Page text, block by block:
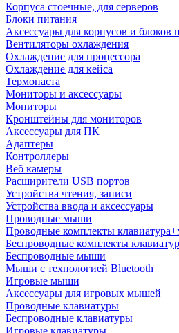
Корпуса стоечные, для серверов
Блоки питания
Аксессуары для корпусов и блоков
Вентиляторы охлаждения
Охлаждение для процессора
Охлаждение для кейса
Термопаста
Мониторы и аксессуары
Мониторы
Кронштейны для мониторов
Аксессуары для ПК
Адаптеры
Контроллеры
Веб камеры
Расширители USB портов
Устройства чтения, записи
Устройства ввода и аксессуары
Проводные мыши
Проводные комплекты
Беспроводные комплекты
Беспроводные мыши
Мыши с технологией Bluetooth
Игровые мыши
Аксессуары для игровых мышей
Проводные клавиатуры
Беспроводные клавиатуры
Игровые клавиатуры